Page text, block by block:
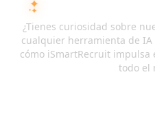
¿Tienes curiosidad sobre
cualquier herramienta de
cómo iSmartRecruit
todo el